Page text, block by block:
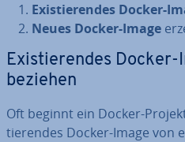
Exis­tie­ren­des Docker-
Neues Docker-Image
Exis­tie­ren­des Docker-
beziehen
Oft beginnt ein Docker-
tie­ren­des Docker-Image von